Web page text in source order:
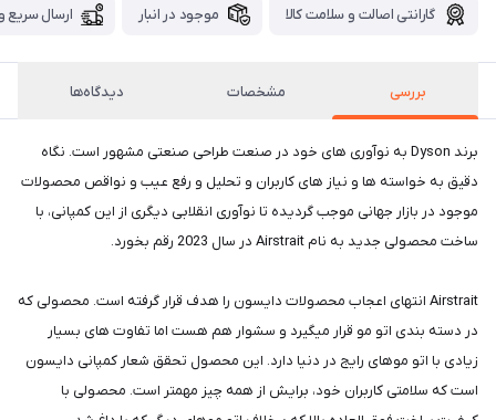
گارانتی اصالت و سلامت کالا موجود در انبار ارسال سریع
بررسی مشخصات دیدگاه‌ها
برند Dyson به نوآوری های خود در صنعت طراحی صنعتی مشهور است. نگاه
دقیق به خواسته ها و نیاز های کاربران و تحلیل و رفع عیب و نواقص محصولات
موجود در بازار جهانی موجب گردیده تا نوآوری انقلابی دیگری از این کمپانی، با
ساخت محصولی جدید به نام Airstrait در سال 2023 رقم بخورد.
Airstrait انتهای اعجاب محصولات دایسون را هدف قرار گرفته است. محصولی که
در دسته بندی اتو مو قرار میگیرد و سشوار هم هست اما تفاوت های بسیار
زیادی با اتو موهای رایج در دنیا دارد. این محصول تحقق شعار کمپانی دایسون
است که سلامتی کاربران خود، برایش از همه چیز مهمتر است. محصولی با